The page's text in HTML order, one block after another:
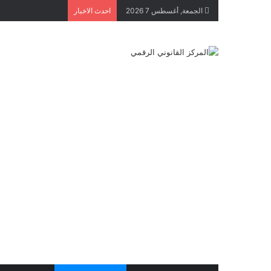
الجمعة, أغسطس 7 2026 احدث الاخبار